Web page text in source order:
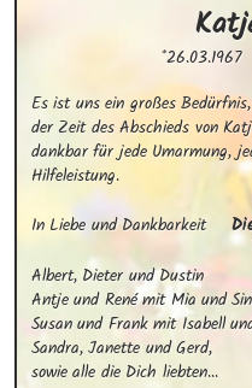
*26.03.1967
Es ist uns ein großes
der Zeit des Abschieds von
dankbar für jede Umarmung,
Hilfeleistung.
In Liebe und Dankbarkeit
Albert, Dieter und Dustin
Antje und René mit Mia und
Susan und Frank mit Isabell
Sandra, Janette und Gerd,
sowie alle die Dich liebten...